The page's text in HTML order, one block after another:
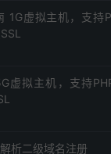
1G虚拟主机，支持
虚拟主机，支持
析二级域名注册